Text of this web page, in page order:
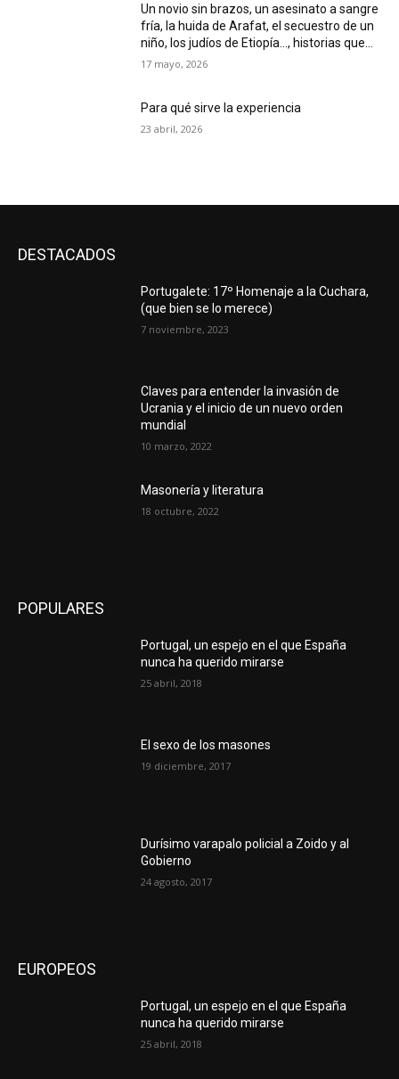
Un novio sin brazos, un asesinato a sangre
fría, la huida de Arafat, el secuestro de un
niño, los judíos de Etiopía…, historias que...
17 mayo, 2026
Para qué sirve la experiencia
23 abril, 2026
DESTACADOS
Portugalete: 17º Homenaje a la Cuchara,
(que bien se lo merece)
7 noviembre, 2023
Claves para entender la invasión de
Ucrania y el inicio de un nuevo orden
mundial
10 marzo, 2022
Masonería y literatura
18 octubre, 2022
POPULARES
Portugal, un espejo en el que España
nunca ha querido mirarse
25 abril, 2018
El sexo de los masones
19 diciembre, 2017
Durísimo varapalo policial a Zoido y al
Gobierno
24 agosto, 2017
EUROPEOS
Portugal, un espejo en el que España
nunca ha querido mirarse
25 abril, 2018